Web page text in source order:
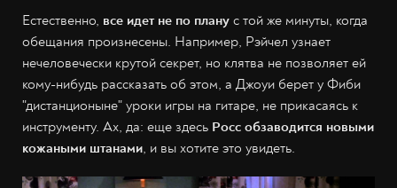
Естественно, все идет не по плану с той же минуты, когда
обещания произнесены. Например, Рэйчел узнает
нечеловечески крутой секрет, но клятва не позволяет ей
кому-нибудь рассказать об этом, а Джоуи берет у Фиби
"дистанционыне" уроки игры на гитаре, не прикасаясь к
инструменту. Ах, да: еще здесь Росс обзаводится новыми
кожаными штанами, и вы хотите это увидеть.